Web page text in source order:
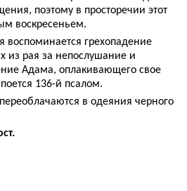
поэтому в просторечии этот
воскресеньем.
воспоминается грехопадение
из рая за непослушание и
Адама, оплакивающего свое
136-й псалом.
в одеяния черного